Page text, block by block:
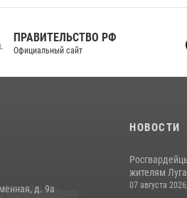
РФ
сайт
д. 9а
НОВОСТИ
жителям
07 августа